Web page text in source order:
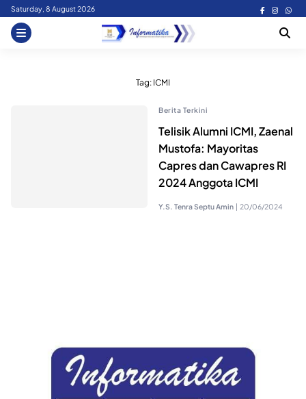
Skip
content
Saturday, 8 August 2026
Tag: ICMI
Berita Terkini
Telisik Alumni ICMI, Zaenal
Mustofa: Mayoritas
Capres dan Cawapres RI
2024 Anggota ICMI
Y.S. Tenra Septu Amin | 20/06/2024